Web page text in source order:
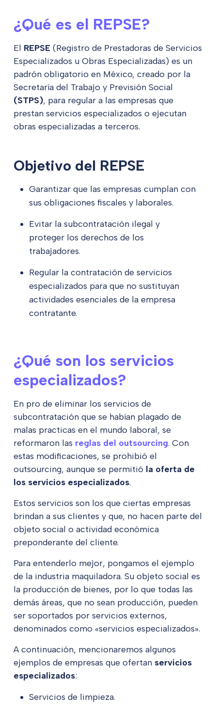
¿Qué es el REPSE?
El REPSE (Registro de Prestadoras de Servicios
Especializados u Obras Especializadas) es un
padrón obligatorio en México, creado por la
Secretaría del Trabajo y Previsión Social
(STPS), para regular a las empresas que
prestan servicios especializados o ejecutan
obras especializadas a terceros.
Objetivo del REPSE
Garantizar que las empresas cumplan con
sus obligaciones fiscales y laborales.
Evitar la subcontratación ilegal y
proteger los derechos de los
trabajadores.
Regular la contratación de servicios
especializados para que no sustituyan
actividades esenciales de la empresa
contratante.
¿Qué son los servicios
especializados?
En pro de eliminar los servicios de
subcontratación que se habían plagado de
malas practicas en el mundo laboral, se
reformaron las reglas del outsourcing. Con
estas modificaciones, se prohibió el
outsourcing, aunque se permitió la oferta de
los servicios especializados.
Estos servicios son los que ciertas empresas
brindan a sus clientes y que, no hacen parte del
objeto social o actividad económica
preponderante del cliente.
Para entenderlo mejor, pongamos el ejemplo
de la industria maquiladora. Su objeto social es
la producción de bienes, por lo que todas las
demás áreas, que no sean producción, pueden
ser soportados por servicios externos,
denominados como «servicios especializados».
A continuación, mencionaremos algunos
ejemplos de empresas que ofertan servicios
especializados:
Servicios de limpieza.